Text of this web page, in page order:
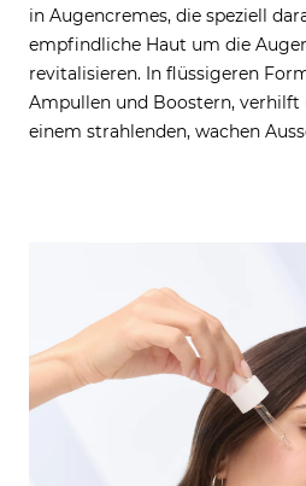
in Augencremes, die speziell
empfindliche Haut um die
revitalisieren. In flüssigeren
Ampullen und Boostern, verhilft
einem strahlenden, wachen